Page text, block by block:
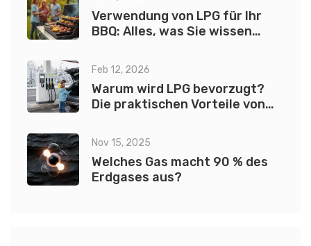
Verwendung von LPG für Ihr
BBQ: Alles, was Sie wissen
Feb 12, 2026
Warum wird LPG bevorzugt?
Die praktischen Vorteile von
Nov 15, 2025
Welches Gas macht 90 % des
Erdgases aus?